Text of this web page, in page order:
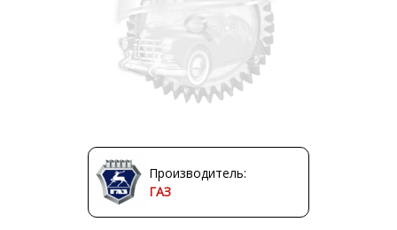
Производитель:
ГАЗ